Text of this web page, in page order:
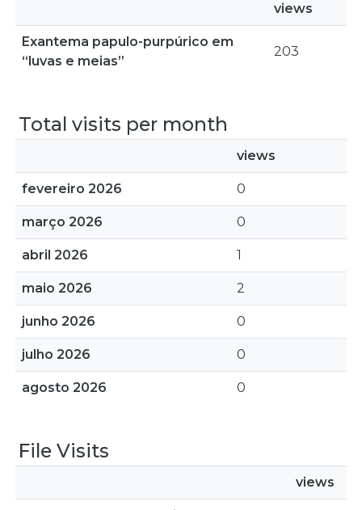
views
Exantema papulo-purpúrico em
“luvas e meias”
203
Total visits per month
views
fevereiro 2026 0
março 2026 0
abril 2026 1
maio 2026 2
junho 2026 0
julho 2026 0
agosto 2026 0
File Visits
views